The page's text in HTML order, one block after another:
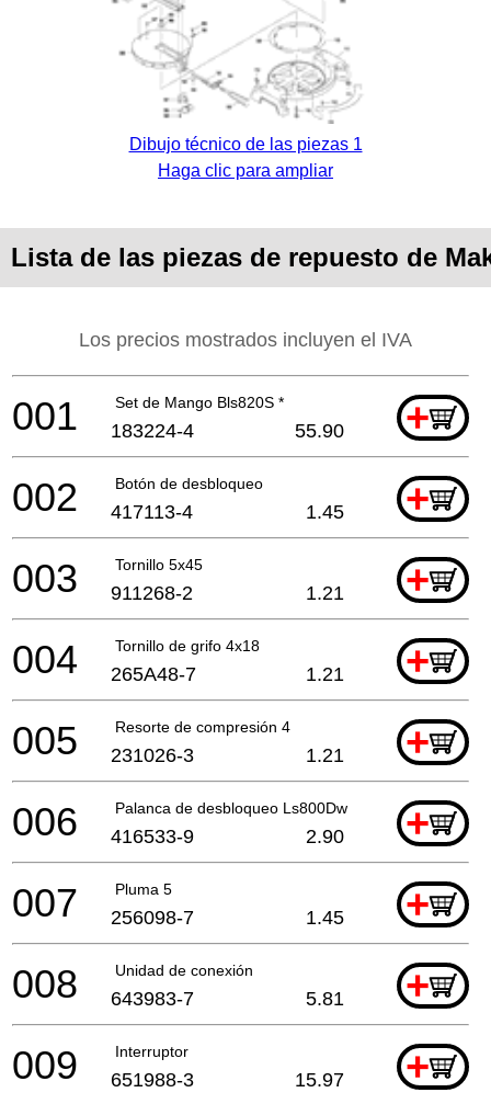
Dibujo técnico de las piezas 1
Haga clic para ampliar
Lista de las piezas de repuesto de
Los precios mostrados incluyen el IVA
Set de Mango Bls820S * +
001 183224-4 55.90
Botón de desbloqueo +
002 417113-4 1.45
Tornillo 5x45 +
003 911268-2 1.21
Tornillo de grifo 4x18 +
004 265A48-7 1.21
Resorte de compresión 4 +
005 231026-3 1.21
Palanca de desbloqueo Ls800Dw +
006 416533-9 2.90
Pluma 5 +
007 256098-7 1.45
Unidad de conexión +
008 643983-7 5.81
Interruptor +
009 651988-3 15.97